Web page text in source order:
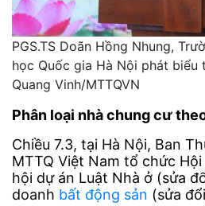
PGS.TS Doãn Hồng Nhung,
học Quốc gia Hà Nội phát biểu
Quang Vinh/MTTQVN
Phân loại nhà chung cư
Chiều 7.3, tại Hà Nội, Ban
MTTQ Việt Nam tổ chức
hội dự án Luật Nhà ở (sửa
doanh bất động sản (sửa